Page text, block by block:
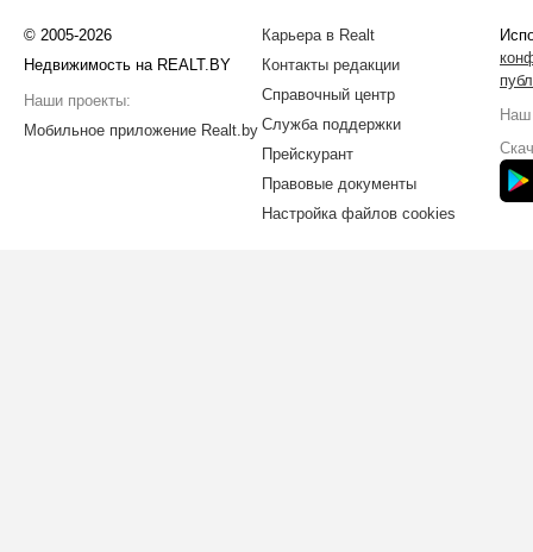
© 2005-2026
Недвижимость на REALT.BY
Наши проекты:
Мобильное приложение Realt.by
Карьера в Realt
Контакты редакции
Справочный центр
Служба поддержки
Прейскурант
Правовые документы
Настройка файлов cookies
Наш